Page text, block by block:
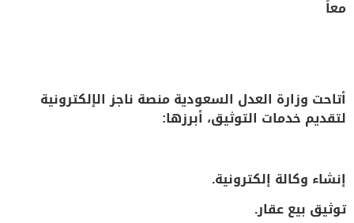
معاً
أتاحت وزارة العدل السعودية منصة ناجز الإلكترونية
لتقديم خدمات التوثيق، أبرزها:
إنشاء وكالة إلكترونية.
توثيق بيع عقار.